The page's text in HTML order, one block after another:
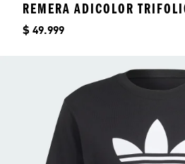
REMERA ADICOLOR
Precio
$ 49.999